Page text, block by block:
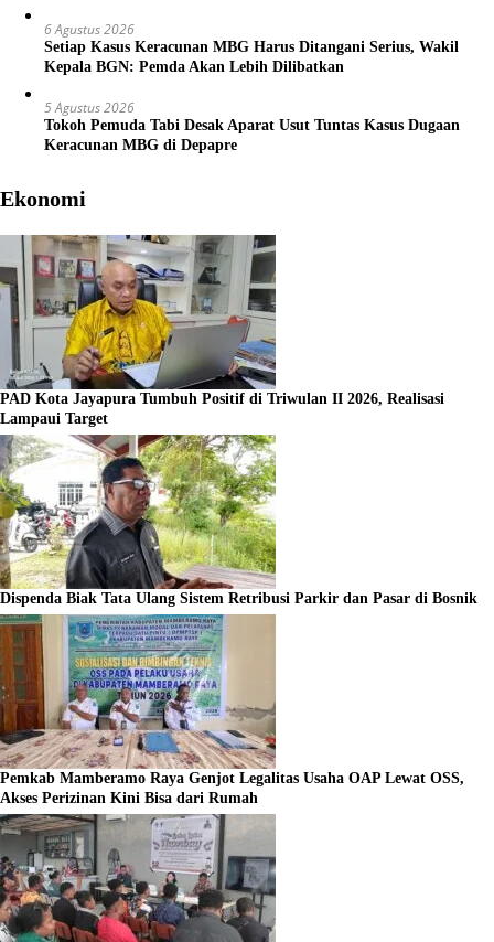
6 Agustus 2026
Setiap Kasus Keracunan MBG Harus Ditangani Serius, Wakil
Kepala BGN: Pemda Akan Lebih Dilibatkan
5 Agustus 2026
Tokoh Pemuda Tabi Desak Aparat Usut Tuntas Kasus Dugaan
Keracunan MBG di Depapre
Ekonomi
PAD Kota Jayapura Tumbuh Positif di Triwulan II 2026, Realisasi
Lampaui Target
Dispenda Biak Tata Ulang Sistem Retribusi Parkir dan Pasar di Bosnik
Pemkab Mamberamo Raya Genjot Legalitas Usaha OAP Lewat OSS,
Akses Perizinan Kini Bisa dari Rumah